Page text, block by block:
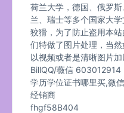
荷兰大学，德国、俄罗
兰、瑞士等多个国家大
狡猾，为了防止盗用本
们特做了图片处理，当
以视频或者是清晰图片
BillQQ/薇信 603012914
学历学位证书哪里买,微
经销商
fhgf58B404